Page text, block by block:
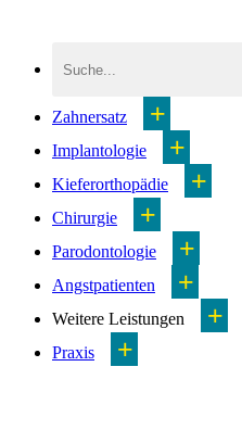
Zahnersatz +
Implantologie +
Kieferorthopädie +
Chirurgie +
Parodontologie +
Angstpatienten +
Weitere Leistungen +
Praxis +